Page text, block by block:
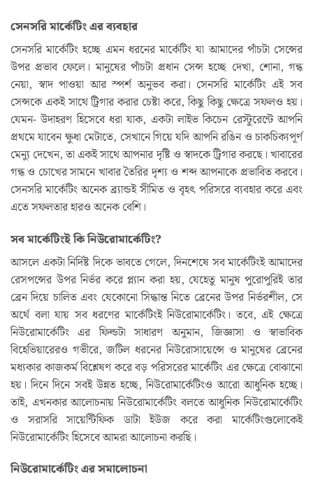
সেনসরি মার্কেটিং এর ব্যবহার
সেনসরি মার্কেটিং হচ্ছে এমন ধরনের মার্কেটিং যা আমাদের পাঁচটা সেন্সের
উপর প্রভাব ফেলে। মানুষের পাঁচটা প্রধান সেন্স হচ্ছে দেখা, শোনা, গন্ধ
নেয়া, স্বাদ পাওয়া আর স্পর্শ অনুভব করা। সেনসরি মার্কেটিং এই সব
সেন্সকে একই সাথে ট্রিগার করার চেষ্টা করে, কিছু কিছু ক্ষেত্রে সফলও হয়।
যেমন- উদাহরণ হিসেবে ধরা যাক, একটা লাইভ কিচেন রেস্টুরেন্টে আপনি
প্রথমে যাবেন ক্ষুধা মেটাতে, সেখানে গিয়ে যদি আপনি রঙিন ও চাকচিক্যপূর্ণ
মেন্যু দেখেন, তা একই সাথে আপনার দৃষ্টি ও স্বাদকে ট্রিগার করছে। খাবারের
গন্ধ ও চোখের সামনে খাবার তৈরির দৃশ্য ও শব্দ আপনাকে প্রভাবিত করবে।
সেনসরি মার্কেটিং অনেক ব্র‍্যান্ডই সীমিত ও বৃহৎ পরিসরে ব্যবহার করে এবং
এতে সফলতার হারও অনেক বেশি।
সব মার্কেটিংই কি নিউরোমার্কেটিং?
আসলে একটা নির্দিষ্ট দিকে ভাবতে গেলে, দিনশেষে সব মার্কেটিংই আমাদের
রেসপন্সের উপর নির্ভর করে প্ল্যান করা হয়, যেহেতু মানুষ পুরোপুরিই তার
ব্রেন দিয়ে চালিত এবং যেকোনো সিদ্ধান্ত নিতে ব্রেনের উপর নির্ভরশীল, সে
অর্থে বলা যায় সব ধরণের মার্কেটিংই নিউরোমার্কেটিং। তবে, এই ক্ষেত্রে
নিউরোমার্কেটিং এর ফিল্ডটা সাধারণ অনুমান, জিজ্ঞাসা ও স্বাভাবিক
বিহেভিয়ারেরও গভীরে, জটিল ধরনের নিউরোসায়েন্সে ও মানুষের ব্রেনের
মধ্যকার কাজকর্ম বিশ্লেষণ করে বড় পরিসরের মার্কেটিং এর ক্ষেত্রে বোঝানো
হয়। দিনে দিনে সবই উন্নত হচ্ছে, নিউরোমার্কেটিংও আরো আধুনিক হচ্ছে।
তাই, এখনকার আলোচনায় নিউরোমার্কেটিং বলতে আধুনিক নিউরোমার্কেটিং
ও সরাসরি সায়েন্টিফিক ডাটা ইউজ করে করা মার্কেটিংগুলোকেই
নিউরোমার্কেটিং হিসেবে আমরা আলোচনা করছি।
নিউরোমার্কেটিং এর সমালোচনা